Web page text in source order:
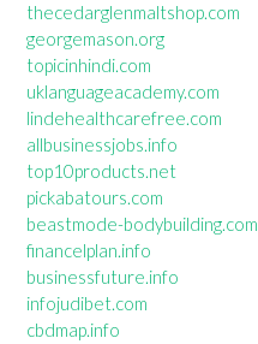
thecedarglenmaltshop.com
georgemason.org
topicinhindi.com
uklanguageacademy.com
lindehealthcarefree.com
allbusinessjobs.info
top10products.net
pickabatours.com
beastmode-bodybuilding.com
financelplan.info
businessfuture.info
infojudibet.com
cbdmap.info